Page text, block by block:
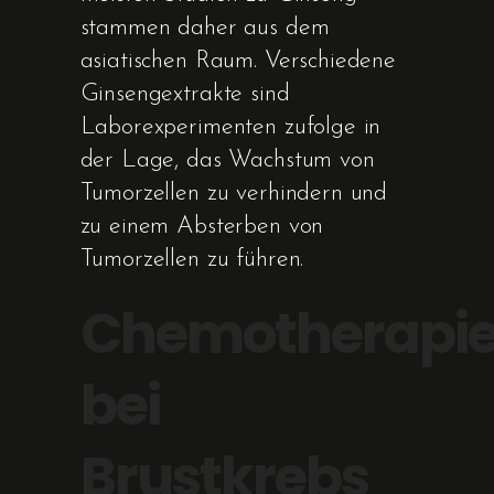
stammen daher aus dem
asiatischen Raum. Verschiedene
Ginsengextrakte sind
Laborexperimenten zufolge in
der Lage, das Wachstum von
Tumorzellen zu verhindern und
zu einem Absterben von
Tumorzellen zu führen.